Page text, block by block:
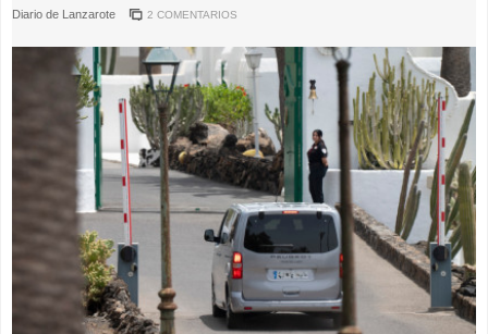
Diario de Lanzarote 2 COMENTARIOS